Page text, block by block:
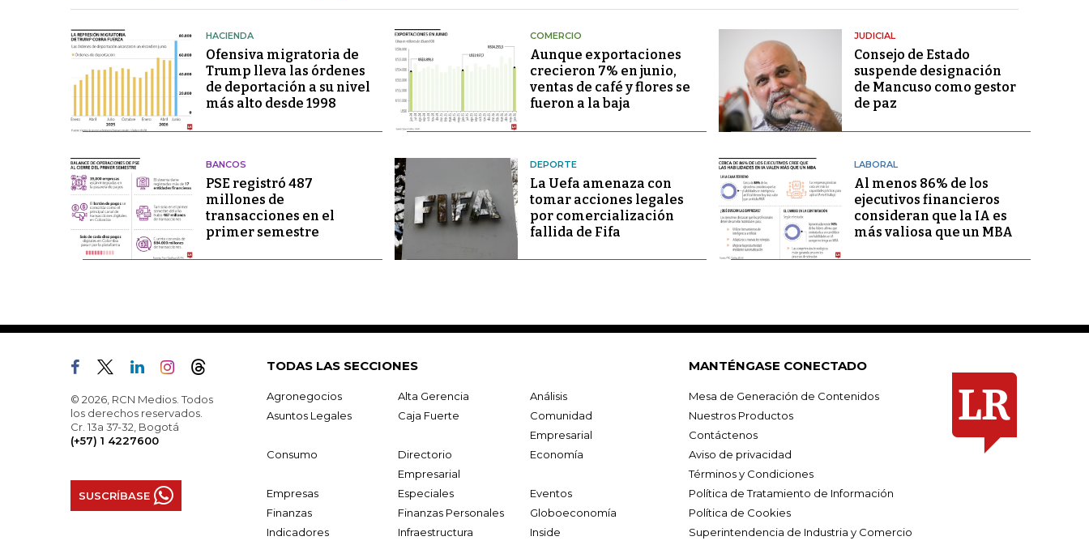
HACIENDA
Ofensiva migratoria de
Trump lleva las órdenes
de deportación a su nivel
más alto desde 1998
COMERCIO
Aunque exportaciones
crecieron 7% en junio,
ventas de café y flores se
fueron a la baja
JUDICIAL
Consejo de Estado
suspende designación
de Mancuso como gestor
de paz
BANCOS
PSE registró 487
millones de
transacciones en el
primer semestre
DEPORTE
La Uefa amenaza con
tomar acciones legales
por comercialización
fallida de Fifa
LABORAL
Al menos 86% de los
ejecutivos financieros
consideran que la IA es
más valiosa que un MBA
© 2026, RCN Medios. Todos
los derechos reservados.
Cr. 13a 37-32, Bogotá
(+57) 1 4227600
SUSCRÍBASE
TODAS LAS SECCIONES
Agronegocios Alta Gerencia
Análisis
Asuntos Legales
Caja Fuerte
Comunidad
Empresarial
Consumo
Directorio
Empresarial
Economía
Empresas Especiales
Eventos
Finanzas
Finanzas Personales
Globoeconomía
Indicadores
Infraestructura Inside
MANTÉNGASE CONECTADO
Mesa de Generación de Contenidos
Nuestros Productos
Contáctenos
Aviso de privacidad
Términos y Condiciones
Política de Tratamiento de Información
Política de Cookies
Superintendencia de Industria y Comercio